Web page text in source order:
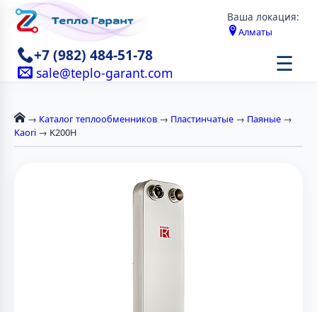
Ваша локация:
Алматы
+7 (982) 484-51-78
sale@teplo-garant.com ☰
→ Каталог теплообменников → Пластинчатые → Паяные →
Kaori → K200H